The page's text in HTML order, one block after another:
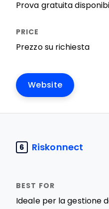
Prova gratuita
Prezzo su richiesta
Website
6 Riskonnect
Ideale per la gestione